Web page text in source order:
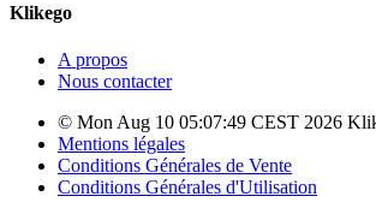
Klikego
A propos
Nous contacter
© Mon Aug 10 05:07:49 CEST 2026
Mentions légales
Conditions Générales de Vente
Conditions Générales d'Utilisation